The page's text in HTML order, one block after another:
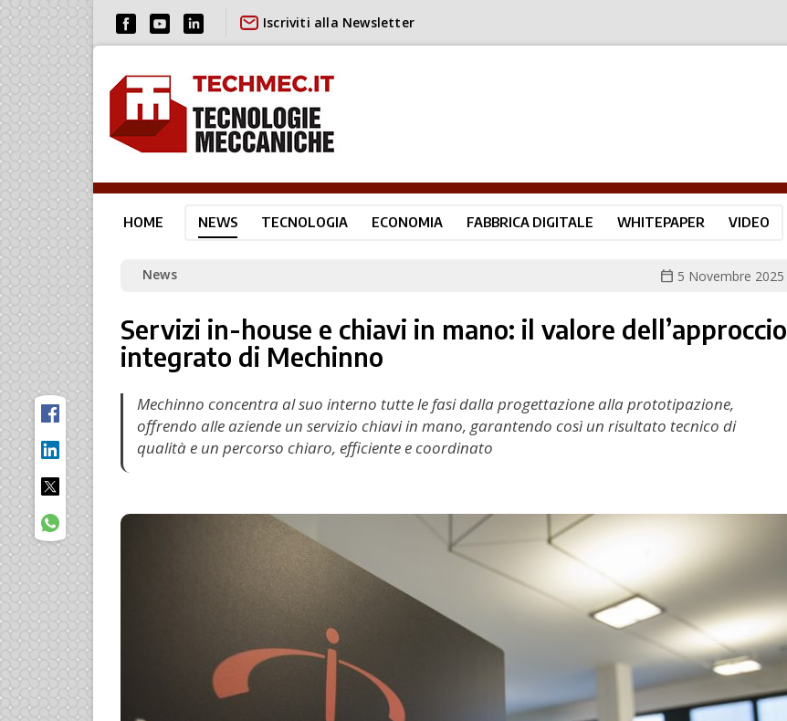
Iscriviti alla Newsletter
HOME NEWS TECNOLOGIA ECONOMIA FABBRICA DIGITALE WHITEPAPER VIDEO
News calendar_today 5 Novembre 2025
Servizi in-house e chiavi in mano: il valore dell’approccio
integrato di Mechinno
Mechinno concentra al suo interno tutte le fasi dalla progettazione alla prototipazione,
offrendo alle aziende un servizio chiavi in mano, garantendo così un risultato tecnico di
qualità e un percorso chiaro, efficiente e coordinato